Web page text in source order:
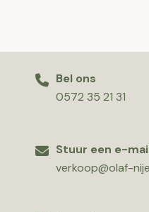
Bel ons
0572 35 21 31
Stuur een e-
verkoop@olaf-